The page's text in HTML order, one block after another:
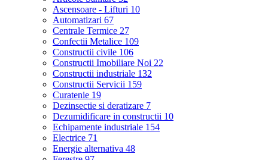
Ascensoare - Lifturi 10
Automatizari 67
Centrale Termice 27
Confectii Metalice 109
Constructii civile 106
Constructii Imobiliare Noi 22
Constructii industriale 132
Constructii Servicii 159
Curatenie 19
Dezinsectie si deratizare 7
Dezumidificare in constructii 10
Echipamente industriale 154
Electrice 71
Energie alternativa 48